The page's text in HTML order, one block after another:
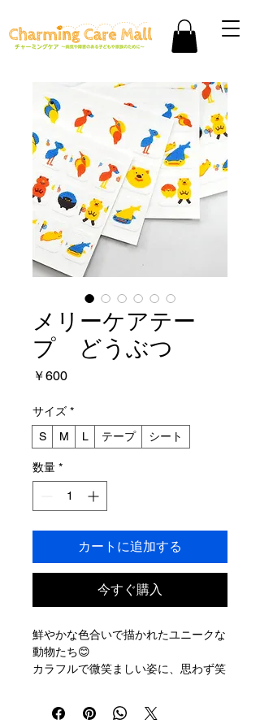
メリーケアテー
プ どうぶつ
￥600価
サイズ *
S
M L テープ シート
数量 *
カートに追加する
今すぐ購入
鮮やかな色合いで描かれたユニークな
動物たち😊
カラフルで微笑ましい姿に、思わず笑
ープが誕生しました。 沖縄県で活動